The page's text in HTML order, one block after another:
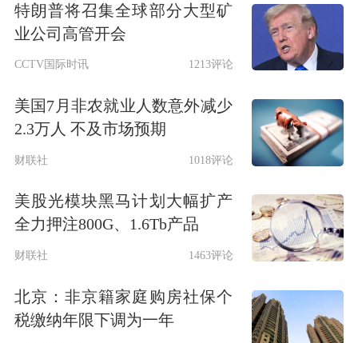
今日要闻
定了！长鑫科技7月16日新股申购
2026年7月9日，备受瞩目的 长鑫科技披
露科创板上市招股意向书及《发行安排
IPO发行程序。据公告，公司新股网下
申购日和网上申购日均为2026年7月16
国家统计局：6月CPI同比上涨1% PPI
特朗普将召集全球部分大型矿
业公司高管开会
CCTV国际时讯 1213评论
美国7月非农就业人数意外减少
2.3万人 不及市场预期
财联社 1018评论
美股光模块黑马计划大幅扩产
全力押注800G、1.6Tb产品
财联社 1463评论
北京：非京籍家庭购房社保个
税缴纳年限下调为一年